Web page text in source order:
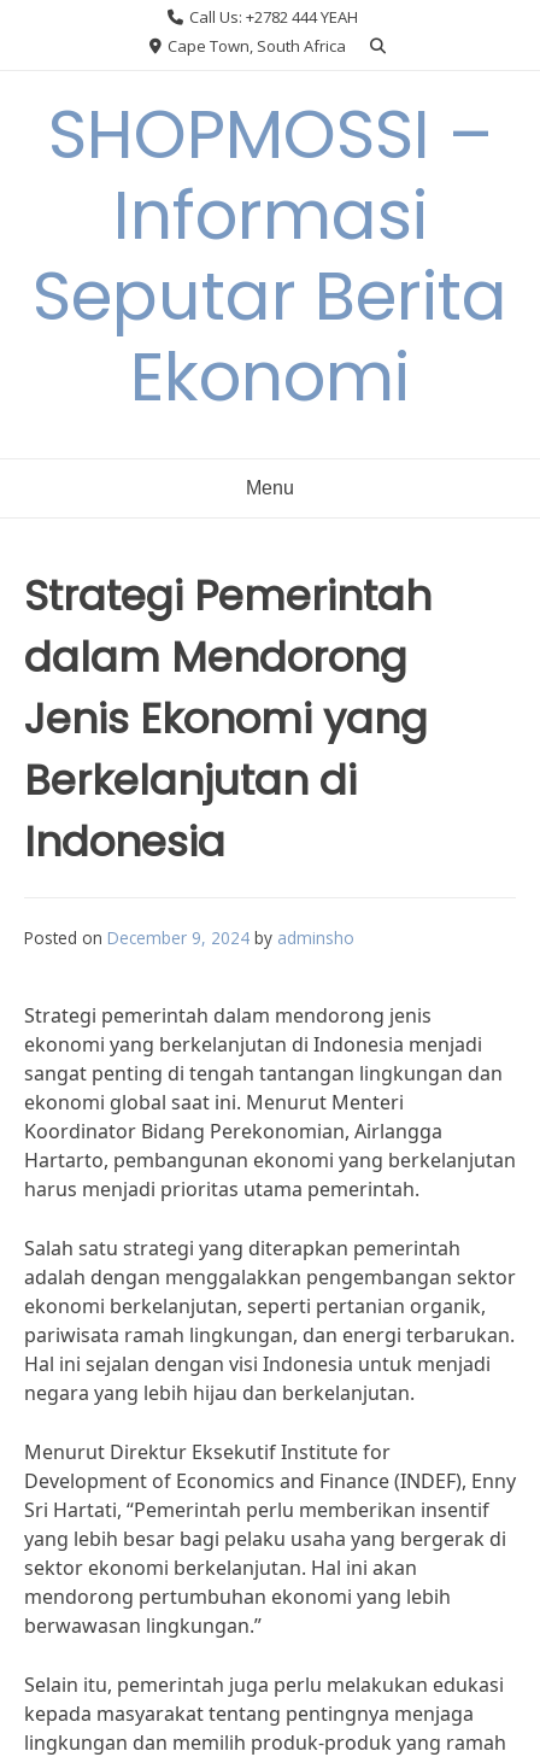
Call Us: +2782 444 YEAH
Cape Town, South Africa
SHOPMOSSI –
Informasi
Seputar Berita
Ekonomi
Menu
Strategi Pemerintah
dalam Mendorong
Jenis Ekonomi yang
Berkelanjutan di
Indonesia
Posted on December 9, 2024 by adminsho
Strategi pemerintah dalam mendorong jenis
ekonomi yang berkelanjutan di Indonesia menjadi
sangat penting di tengah tantangan lingkungan dan
ekonomi global saat ini. Menurut Menteri
Koordinator Bidang Perekonomian, Airlangga
Hartarto, pembangunan ekonomi yang berkelanjutan
harus menjadi prioritas utama pemerintah.
Salah satu strategi yang diterapkan pemerintah
adalah dengan menggalakkan pengembangan sektor
ekonomi berkelanjutan, seperti pertanian organik,
pariwisata ramah lingkungan, dan energi terbarukan.
Hal ini sejalan dengan visi Indonesia untuk menjadi
negara yang lebih hijau dan berkelanjutan.
Menurut Direktur Eksekutif Institute for
Development of Economics and Finance (INDEF), Enny
Sri Hartati, “Pemerintah perlu memberikan insentif
yang lebih besar bagi pelaku usaha yang bergerak di
sektor ekonomi berkelanjutan. Hal ini akan
mendorong pertumbuhan ekonomi yang lebih
berwawasan lingkungan.”
Selain itu, pemerintah juga perlu melakukan edukasi
kepada masyarakat tentang pentingnya menjaga
lingkungan dan memilih produk-produk yang ramah